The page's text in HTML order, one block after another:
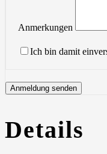
Anmerkungen
Ich bin damit
Details